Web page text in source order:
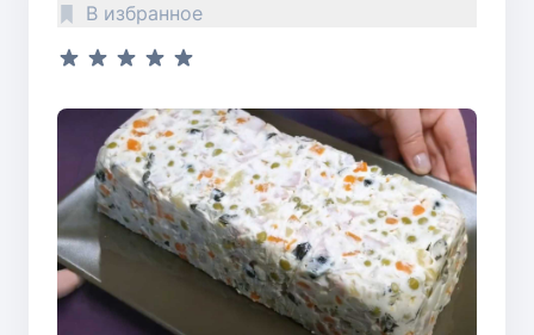
В избранное